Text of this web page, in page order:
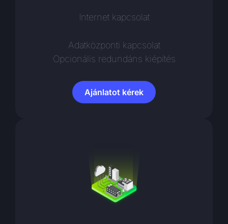
Internet kapcsolat
Adatközponti kapcsolat
Opcionális redundáns kiépítés
Ajánlatot kérek